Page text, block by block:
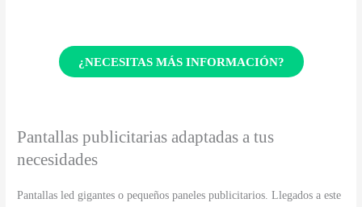
¿NECESITAS MÁS INFORMACIÓN?
Pantallas publicitarias adaptadas a tus
necesidades
Pantallas led gigantes o pequeños paneles publicitarios. Llegados a este